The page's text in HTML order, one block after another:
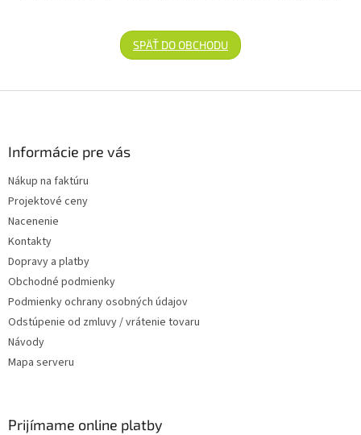
SPÄŤ DO OBCHODU
Informácie pre vás
Nákup na faktúru
Projektové ceny
Nacenenie
Kontakty
Dopravy a platby
Obchodné podmienky
Podmienky ochrany osobných údajov
Odstúpenie od zmluvy / vrátenie tovaru
Návody
Mapa serveru
Prijímame online platby